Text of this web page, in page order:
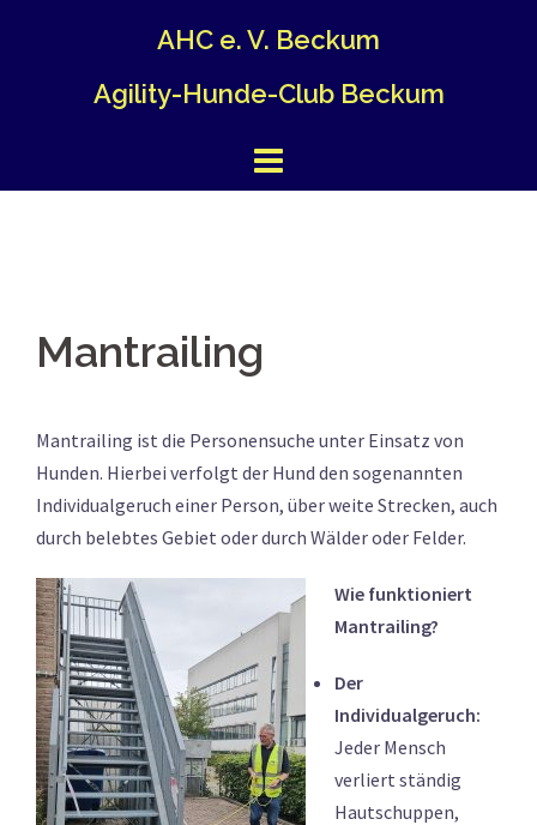
AHC e. V. Beckum
Agility-Hunde-Club Beckum
Mantrailing
Mantrailing ist die Personensuche unter Einsatz von
Hunden. Hierbei verfolgt der Hund den sogenannten
Individualgeruch einer Person, über weite Strecken, auch
durch belebtes Gebiet oder durch Wälder oder Felder.
Wie funktioniert
Mantrailing?
Der
Individualgeruch:
Jeder Mensch
verliert ständig
Hautschuppen,